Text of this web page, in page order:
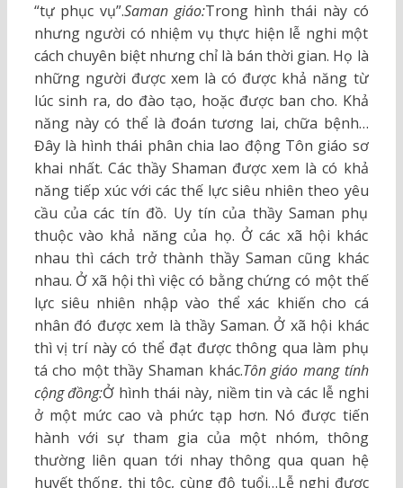
“tự phục vụ”.Saman giáo:Trong hình thái này có
nhưng người có nhiệm vụ thực hiện lễ nghi một
cách chuyên biệt nhưng chỉ là bán thời gian. Họ là
những người được xem là có được khả năng từ
lúc sinh ra, do đào tạo, hoặc được ban cho. Khả
năng này có thể là đoán tương lai, chữa bệnh…
Đây là hình thái phân chia lao động Tôn giáo sơ
khai nhất. Các thầy Shaman được xem là có khả
năng tiếp xúc với các thế lực siêu nhiên theo yêu
cầu của các tín đồ. Uy tín của thầy Saman phụ
thuộc vào khả năng của họ. Ở các xã hội khác
nhau thì cách trở thành thầy Saman cũng khác
nhau. Ở xã hội thì việc có bằng chứng có một thế
lực siêu nhiên nhập vào thể xác khiến cho cá
nhân đó được xem là thầy Saman. Ở xã hội khác
thì vị trí này có thể đạt được thông qua làm phụ
tá cho một thầy Shaman khác.Tôn giáo mang tính
cộng đồng:Ở hình thái này, niềm tin và các lễ nghi
ở một mức cao và phức tạp hơn. Nó được tiến
hành với sự tham gia của một nhóm, thông
thường liên quan tới nhay thông qua quan hệ
huyết thống, thị tộc, cùng độ tuổi…Lễ nghi được